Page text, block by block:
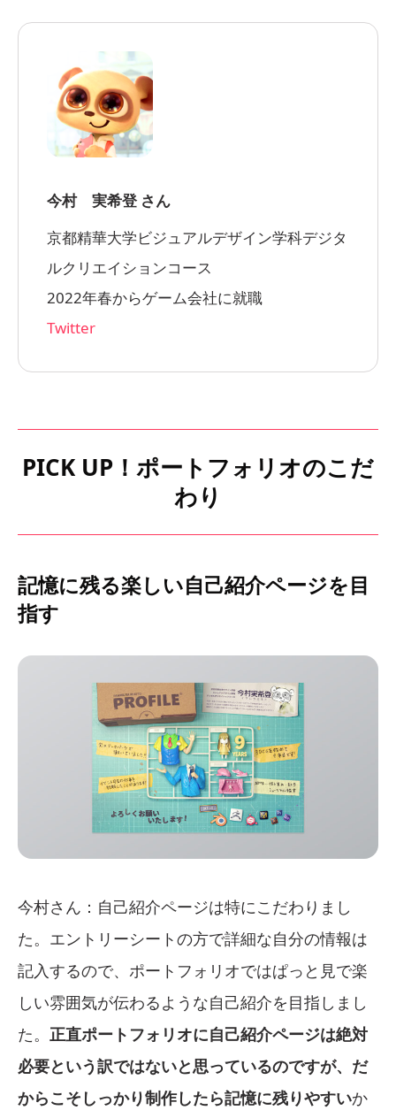
今村 実希登 さん
京都精華大学ビジュアルデザイン学科デジタ
ルクリエイションコース
2022年春からゲーム会社に就職
Twitter
PICK UP！ポートフォリオのこだ
わり
記憶に残る楽しい自己紹介ページを目
指す
今村さん：自己紹介ページは特にこだわりまし
た。エントリーシートの方で詳細な自分の情報は
記入するので、ポートフォリオではぱっと見で楽
しい雰囲気が伝わるような自己紹介を目指しまし
た。 正直ポートフォリオに自己紹介ページは絶対
必要という訳ではないと思っているのですが、だ
からこそしっかり制作したら記憶に残りやすいか